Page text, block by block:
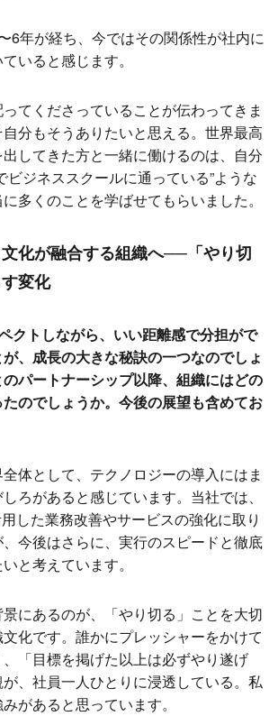
6年が経ち、今ではその関係性が社内に
いると感じます。
てくださっていることが伝わってきま
分もそうありたいと思える。世界最高
してきた方と一緒に働けるのは、自分
ビジネススクールに通っている”ような
多くのことを学ばせてもらいました。
化が融合する組織へ──「やり切
変化
クトしながら、いい距離感で分担がで
、成長の大きな秘訣の一つなのでしょ
パートナーシップ以降、組織にはどの
のでしょうか。今後の展望も含めてお
体として、テクノロジーの導入にはま
ろがあると感じています。当社では、
した業務改善やサービスの強化に取り
今後はさらに、実行のスピードと徹底
と考えています。
にあるのが、「やり切る」ことを大切
化です。誰かにプレッシャーをかけて
「目標を掲げた以上は必ずやり遂げ
、社員一人ひとりに浸透している。私
があると思っています。